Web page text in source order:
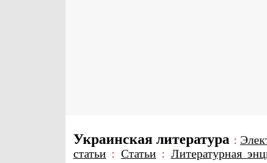
Украинская литература :
статьи : Статьи: Литературная